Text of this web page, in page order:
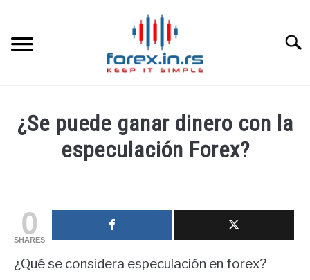
content
HOME ESPAÑOLA
LA INVERSIÓN
PAMM
¿Se puede ganar dinero con la
especulación Forex?
in
financiera
0
SHARES
¿Qué se considera especulación en forex?